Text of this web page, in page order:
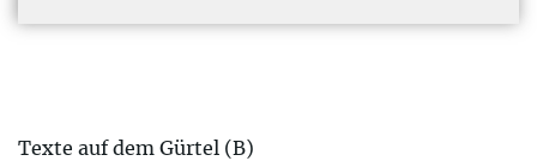
dem sich die letzten 16 Kolumnen teilweise erhalten haben;
Texte auf dem Gürtel (B)